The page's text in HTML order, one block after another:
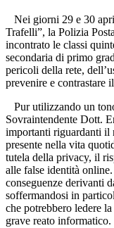
Nei giorni 29 e 30
Trafelli”, la Polizia
incontrato le classi
secondaria di primo
pericoli della rete,
prevenire e contrastare
Pur utilizzando un
Sovraintendente Dott.
importanti riguardanti il
presente nella vita
tutela della privacy, il
alle false identità
conseguenze derivanti
soffermandosi in
che potrebbero ledere
grave reato informatico.